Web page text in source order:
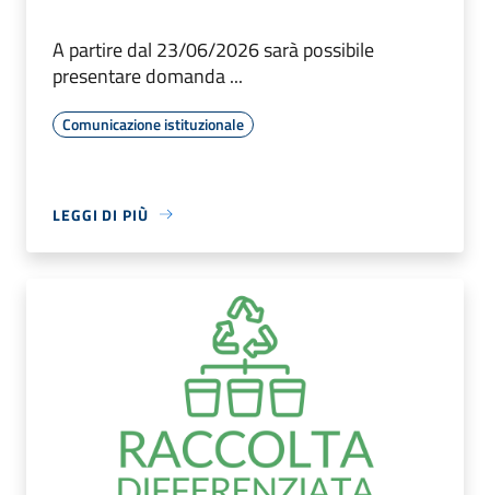
A partire dal 23/06/2026 sarà possibile
presentare domanda ...
Comunicazione istituzionale
LEGGI DI PIÙ